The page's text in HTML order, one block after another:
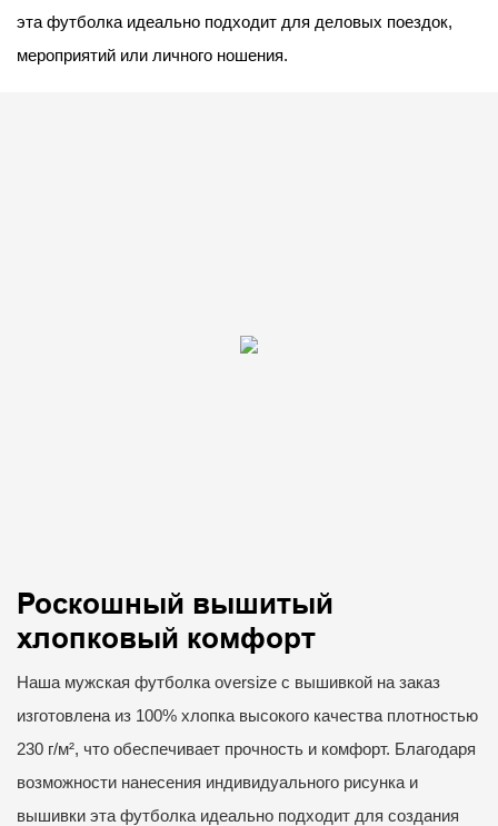
эта футболка идеально подходит для деловых поездок,
мероприятий или личного ношения.
Роскошный вышитый
хлопковый комфорт
Наша мужская футболка oversize с вышивкой на заказ
изготовлена ​​из 100% хлопка высокого качества плотностью
230 г/м², что обеспечивает прочность и комфорт. Благодаря
возможности нанесения индивидуального рисунка и
вышивки эта футболка идеально подходит для создания